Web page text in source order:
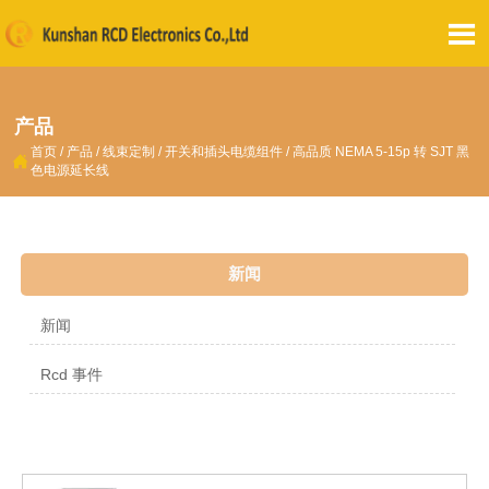

产品
 首页 / 产品 /线束定制 /开关和插头电缆组件 /高品质 NEMA 5-15p 转 SJT 黑
色电源延长线
新闻
新闻
Rcd 事件